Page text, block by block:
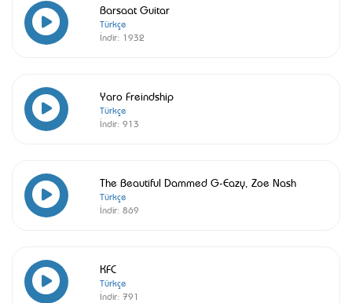
Barsaat Guitar
Türkçe
İndir: 1932
Yaro Freindship
Türkçe
İndir: 913
The Beautiful Dammed G-Eazy, Zoe Nash
Türkçe
İndir: 869
KFC
Türkçe
İndir: 791